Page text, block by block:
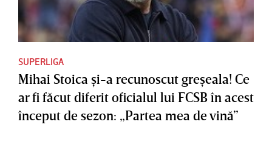
SUPERLIGA
Mihai Stoica şi-a recunoscut greşeala! Ce
ar fi făcut diferit oficialul lui FCSB în acest
început de sezon: „Partea mea de vină”